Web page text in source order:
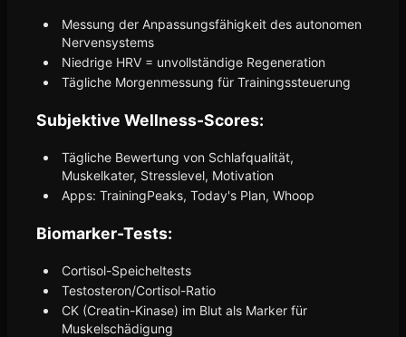
Messung der Anpassungsfähigkeit des autonomen
Nervensystems
Niedrige HRV = unvollständige Regeneration
Tägliche Morgenmessung für Trainingssteuerung
Subjektive Wellness-Scores:
Tägliche Bewertung von Schlafqualität,
Muskelkater, Stresslevel, Motivation
Apps: TrainingPeaks, Today's Plan, Whoop
Biomarker-Tests:
Cortisol-Speicheltests
Testosteron/Cortisol-Ratio
CK (Creatin-Kinase) im Blut als Marker für
Muskelschädigung